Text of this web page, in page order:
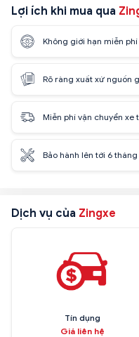
Lợi ích khi mua qua
Không giới hạn miễn
Rõ ràng xuất xứ nguồn
Miễn phí vận chuyển xe
Bảo hành lên tới 6
Dịch vụ của Zingxe
Tín dụng
Giá liên hệ